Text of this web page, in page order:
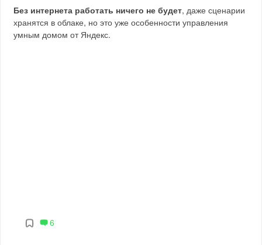
Без интернета работать ничего не будет, даже сценарии
хранятся в облаке, но это уже особенности управления
умным домом от Яндекс.
6